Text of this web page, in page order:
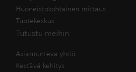
Huoneistokohtainen mittaus
Tuotekeskus
Tutustu meihin
Asiantunteva yhtiö
Kestävä kehitys